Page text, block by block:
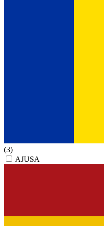
(3)
AJUSA